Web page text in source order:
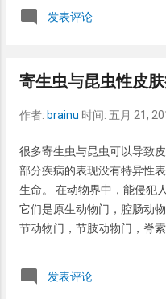
版权归原开发者所有！本着
时内删除！因为下载资源所
发表评论
寄生虫与昆虫性皮
作者: brainu 时间: 五月 21,
很多寄生虫与昆虫可以导致
部分疾病的表现没有特异性
生命。 在动物界中，能侵犯
它们是原生动物门，腔肠动
节动物门，节肢动物门，脊
的寄生虫与昆虫疾病作一概
行于皮内引起的曲折的线形
发表评论